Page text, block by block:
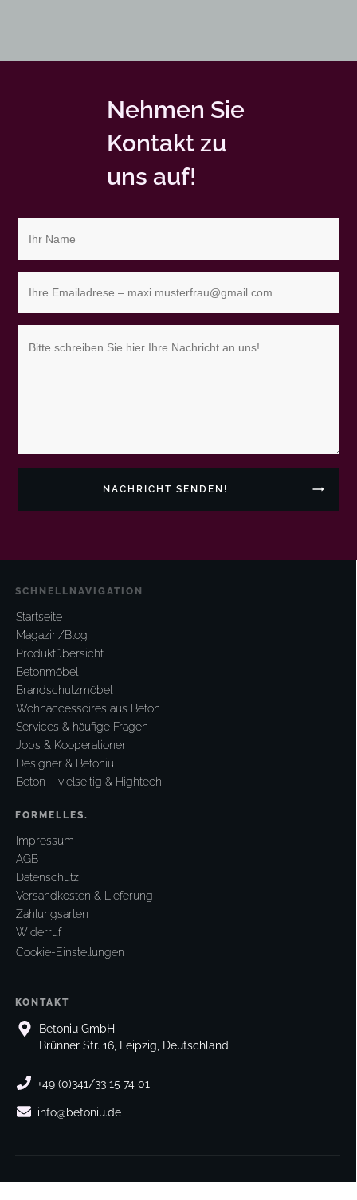
Nehmen Sie
Kontakt zu
uns auf!
NACHRICHT SENDEN!
SCHNELLNAVIGATION
Startseite
Magazin/Blog
Produktübersicht
Betonmöbel
Brandschutzmöbel
Wohnaccessoires aus Beton
Services & häufige Fragen
Jobs & Kooperationen
Designer & Betoniu
Beton – vielseitig & Hightech!
FORMELLES.
Impressum
AGB
Datenschutz
Versandkosten & Lieferung
Zahlungsarten
Widerruf
Cookie-Einstellungen
KONTAKT
Betoniu GmbH
Brünner Str. 16, Leipzig, Deutschland
+49 (0)341/33 15 74 01
info@betoniu.de